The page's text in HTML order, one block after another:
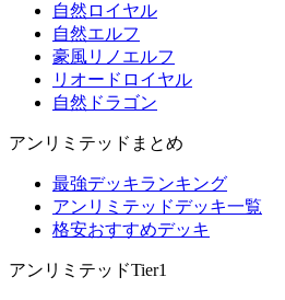
自然ロイヤル
自然エルフ
豪風リノエルフ
リオードロイヤル
自然ドラゴン
アンリミテッドまとめ
最強デッキランキング
アンリミテッドデッキ一覧
格安おすすめデッキ
アンリミテッドTier1